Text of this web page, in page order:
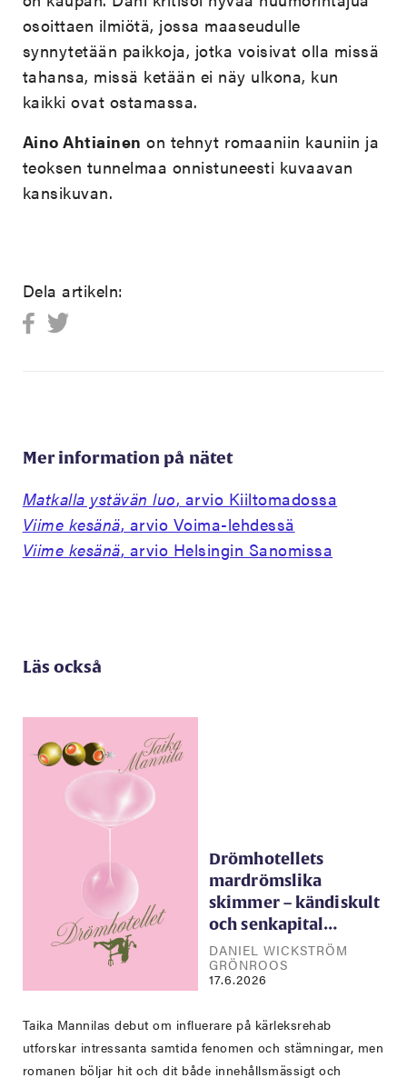
osoittaen ilmiötä, jossa maaseudulle
synnytetään paikkoja, jotka voisivat olla missä
tahansa, missä ketään ei näy ulkona, kun
kaikki ovat ostamassa.
Aino Ahtiainen on tehnyt romaaniin kauniin ja
teoksen tunnelmaa onnistuneesti kuvaavan
kansikuvan.
Dela artikeln:
Mer information på nätet
Matkalla ystävän luo, arvio Kiiltomadossa
Viime kesänä, arvio Voima-lehdessä
Viime kesänä, arvio Helsingin Sanomissa
Läs också
Drömhotellets
mardrömslika
skimmer – kändiskult
och senkapital…
DANIEL WICKSTRÖM
GRÖNROOS
17.6.2026
Taika Mannilas debut om influerare på kärleksrehab
utforskar intressanta samtida fenomen och stämningar, men
romanen böljar hit och dit både innehållsmässigt och